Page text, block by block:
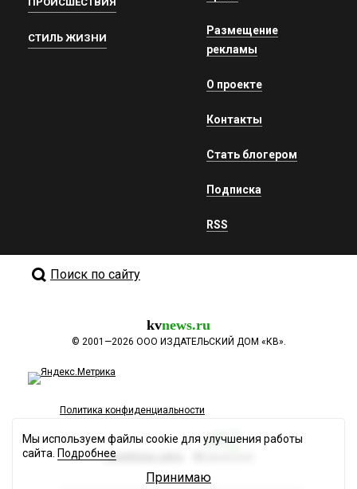
СТИЛЬ ЖИЗНИ
Размещение
рекламы
О проекте
Контакты
Стать блогером
Подписка
RSS
Поиск по сайту
kvnews.ru
© 2001—2026 ООО ИЗДАТЕЛЬСКИЙ ДОМ «КВ».
Политика конфиденциальности
Разработка сайта
Мы используем файлы cookie для улучшения работы
сайта. Подробнее
Принимаю